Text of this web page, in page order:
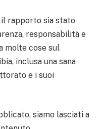
rapporto sia stato
responsabilità e
molte cose sul
inclusa una sana
e i suoi
siamo lasciati a